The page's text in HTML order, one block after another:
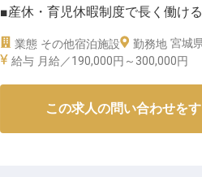
■産休・育児休暇制度で長く働け
■月給190,000円、交通費も別途支給
当旅館では、お客様一人ひとり
業態 その他宿泊施設 勤務地 宮城
給与 月給／190,000円～ 300,000円
この求人の問い合わせを